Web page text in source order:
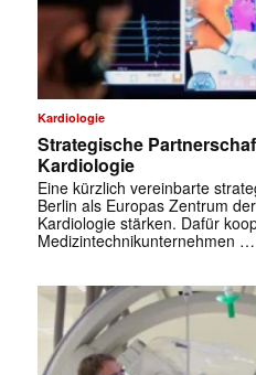
Kardiologie
Strategische
Kardiologie
Eine kürzlich vereinbarte
Berlin als Europas Zentrum
Kardiologie stärken. Dafür
Medizintechnikunternehmen …